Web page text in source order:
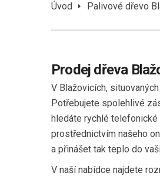
Úvod Palivové dřevo
Prodej dřeva
V Blažovicích,
Potřebujete spolehlivé
hledáte rychlé telefonické
prostřednictvím našeho
a přinášet tak teplo do
V naší nabídce najdete